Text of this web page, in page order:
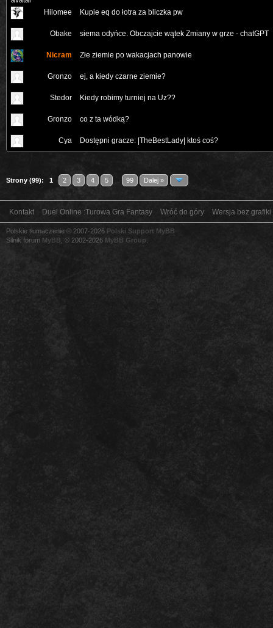
Hilomee Kupie eq do łotra za bliczka pw
Obake siema odyńce. Obczajcie wątek Zmiany w grze - chatGPT
Nicram Złe ziemie po wakacjach panowie
Gronzo ej, a kiedy czarne ziemie?
Stedor Kiedy robimy turniej na Uz??
Gronzo co z ta wódką?
Cya Dostępni gracze: |TheBestLady| ktoś coś?
Strony (99): 1 2 3 4 5 99 Dalej »
Kontakt Duel Online :Turowa Gra Fantasy Wróć do góry Wersja bez grafiki
Polskie tłumaczenie © 2007-2026 Polski Support MyBB
Silnik forum MyBB , © 2002-2026 MyBB Group